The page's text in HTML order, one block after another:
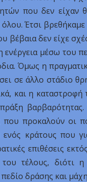
που δεν είχαν
όλου. Έτσι
βέβαια δεν είχε
ενέργεια μέσω του
Όμως η
σε άλλο στάδιο
και η
που προκαλούν οι
ενός κράτους που
επιθέσεις
τέλους, διότι
δράσης και